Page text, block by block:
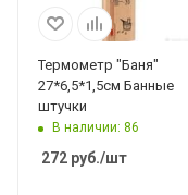
Термометр "Баня"
27*6,5*1,5см Банные
штучки
В наличии: 86
272 руб./шт